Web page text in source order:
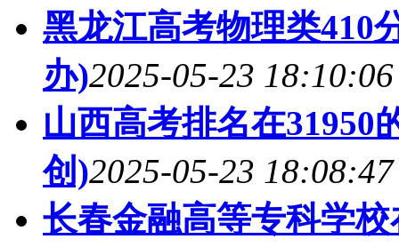
黑龙江高考物理类410
办)2025-05-23 18:10:06
山西高考排名在31950
创)2025-05-23 18:08:47
长春金融高等专科学